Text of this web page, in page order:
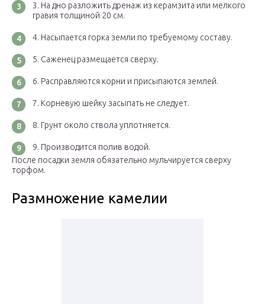
На дно разложить дренаж из керамзита или мелкого
гравия толщиной 20 см.
Насыпается горка земли по требуемому составу.
Саженец размещается сверху.
Расправляются корни и присыпаются землей.
Корневую шейку засыпать не следует.
Грунт около ствола уплотняется.
Производится полив водой.
После посадки земля обязательно мульчируется сверху
торфом.
Размножение камелии